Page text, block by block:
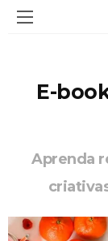
E-
Aprenda